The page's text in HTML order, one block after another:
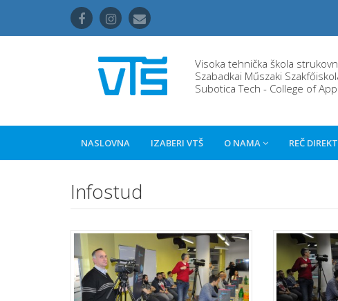
Visoka tehnička škola
Szabadkai Műszaki
Subotica Tech - College of
NASLOVNA IZABERI VTŠ O NAMA REČ
Infostud